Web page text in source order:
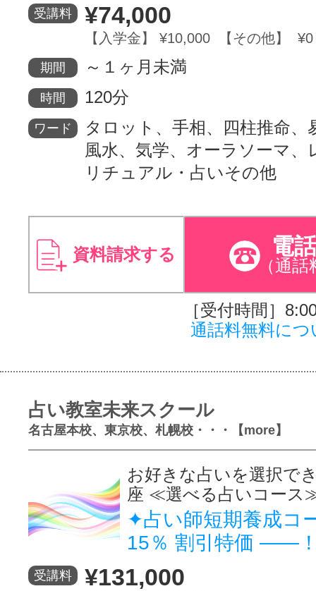
受講料 ¥74,000
【入学金】 ¥10,000 【その他】 ¥0
期間 ～１ヶ月未満
時間 120分
ワード
タロット、手相、四柱推命、
風水、気学、オーラソーマ、
リチュアル・占いその他
資料請求する 電
（通話
［受付時間］
通話料無料につ
占い教室未来スクール
名古屋本校、東京校、札幌校・・・【more】
お好きな占いを選択で
座 ≪選べる占いコー
✦占い師短期養成
15％ 割引特価 ――
受講料 ¥131,000